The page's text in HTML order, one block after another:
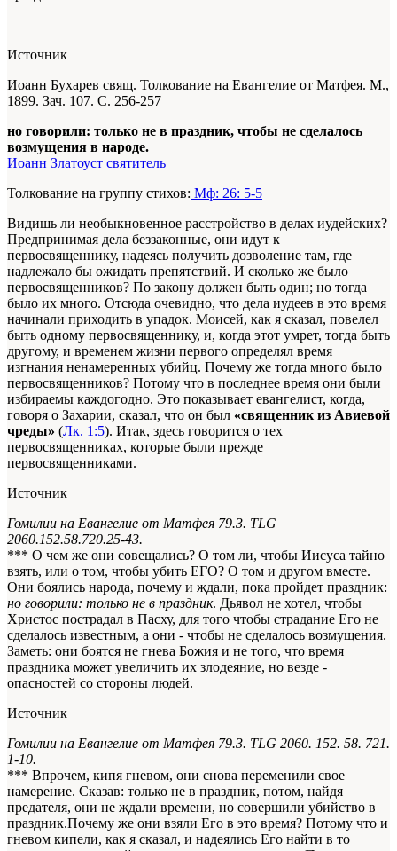
Источник
Иоанн Бухарев свящ. Толкование на Евангелие от Матфея. М.,
1899. Зач. 107. С. 256-257
но говорили: только не в праздник, чтобы не сделалось
возмущения в народе.
Иоанн Златоуст святитель
Толкование на группу стихов: Мф: 26: 5-5
Видишь ли необыкновенное расстройство в делах иудейских?
Предпринимая дела беззаконные, они идут к
первосвященнику, надеясь получить дозволение там, где
надлежало бы ожидать препятствий. И сколько же было
первосвященников? По закону должен быть один; но тогда
было их много. Отсюда очевидно, что дела иудеев в это время
начинали приходить в упадок. Моисей, как я сказал, повелел
быть одному первосвященнику, и, когда этот умрет, тогда быть
другому, и временем жизни первого определял время
изгнания ненамеренных убийц. Почему же тогда много было
первосвященников? Потому что в последнее время они были
избираемы каждогодно. Это показывает евангелист, когда,
говоря о Захарии, сказал, что он был «священник из Авиевой
чреды» (Лк. 1:5). Итак, здесь говорится о тех
первосвященниках, которые были прежде
первосвященниками.
Источник
Гомилии на Евангелие от Матфея 79.3. TLG
2060.152.58.720.25-43.
*** О чем же они совещались? О том ли, чтобы Иисуса тайно
взять, или о том, чтобы убить ЕГО? О том и другом вместе.
Они боялись народа, почему и ждали, пока пройдет праздник:
но говорили: только не в праздник. Дьявол не хотел, чтобы
Христос пострадал в Пасху, для того чтобы страдание Его не
сделалось известным, а они - чтобы не сделалось возмущения.
Заметь: они боятся не гнева Божия и не того, что время
праздника может увеличить их злодеяние, но везде -
опасностей со стороны людей.
Источник
Гомилии на Евангелие от Матфея 79.3. TLG 2060. 152. 58. 721.
1-10.
*** Впрочем, кипя гневом, они снова переменили свое
намерение. Сказав: только не в праздник, потом, найдя
предателя, они не ждали времени, но совершили убийство в
праздник.Почему же они взяли Его в это время? Потому что и
гневом кипели, как я сказал, и надеялись Его найти в то